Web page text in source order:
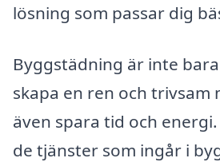
lösning som passar dig
Byggstädning är inte
skapa en ren och trivsam
även spara tid och
de tjänster som ingår i